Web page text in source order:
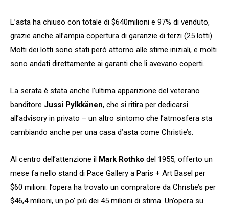
L’asta ha chiuso con totale di $640milioni e 97% di venduto,
grazie anche all’ampia copertura di garanzie di terzi (25 lotti).
Molti dei lotti sono stati però attorno alle stime iniziali, e molti
sono andati direttamente ai garanti che li avevano coperti.
La serata è stata anche l’ultima apparizione del veterano
banditore Jussi Pylkkänen, che si ritira per dedicarsi
all’advisory in privato – un altro sintomo che l’atmosfera sta
cambiando anche per una casa d’asta come Christie’s.
Al centro dell’attenzione il Mark Rothko del 1955, offerto un
mese fa nello stand di Pace Gallery a Paris + Art Basel per
$60 milioni: l’opera ha trovato un compratore da Christie’s per
$46,4 milioni, un po’ più dei 45 milioni di stima. Un’opera su